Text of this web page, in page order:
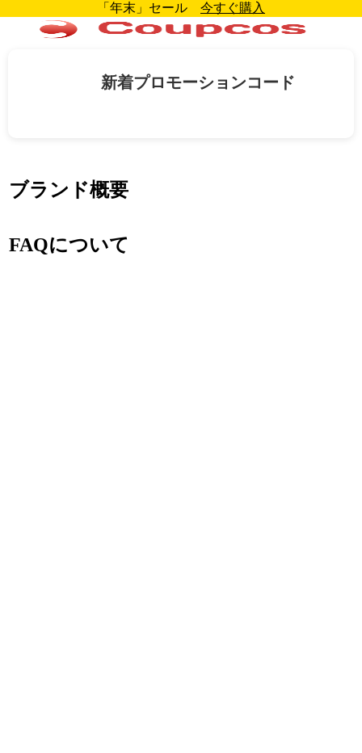
「年末」セール 今すぐ購入
新着プロモーションコード
ブランド概要
FAQについて